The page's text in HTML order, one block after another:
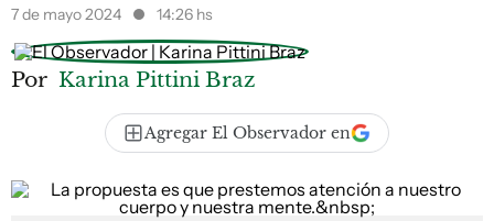
7 de mayo 2024 14:26 hs
Por Karina Pittini Braz
Agregar El Observador en